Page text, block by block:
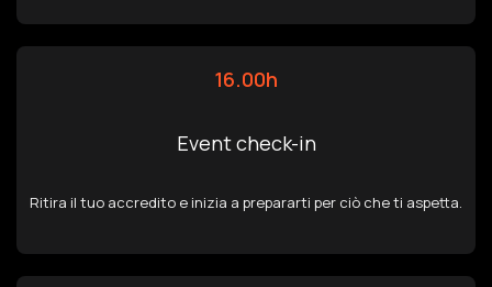
16.00h
Event check-in
Ritira il tuo accredito e inizia a prepararti per ciò che ti aspetta.